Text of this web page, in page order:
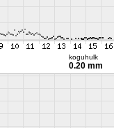
koguhulk
0.20 mm